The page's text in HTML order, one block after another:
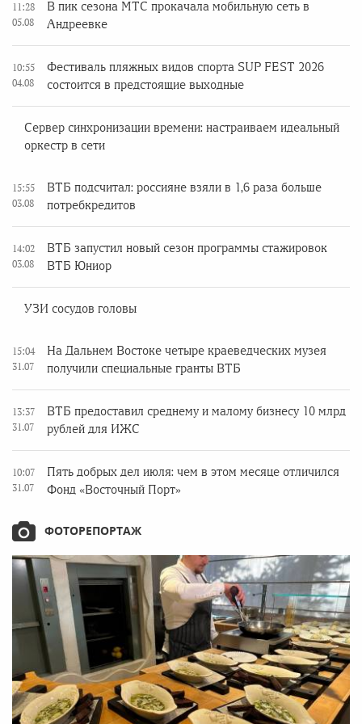
11:28
05.08
В пик сезона МТС прокачала мобильную сеть в
Андреевке
10:55
04.08
Фестиваль пляжных видов спорта SUP FEST 2026
состоится в предстоящие выходные
Сервер синхронизации времени: настраиваем идеальный
оркестр в сети
15:55
03.08
ВТБ подсчитал: россияне взяли в 1,6 раза больше
потребкредитов
14:02
03.08
ВТБ запустил новый сезон программы стажировок
ВТБ Юниор
УЗИ сосудов головы
15:04
31.07
На Дальнем Востоке четыре краеведческих музея
получили специальные гранты ВТБ
13:37
31.07
ВТБ предоставил среднему и малому бизнесу 10 млрд
рублей для ИЖС
10:07
31.07
Пять добрых дел июля: чем в этом месяце отличился
Фонд «Восточный Порт»
ФОТОРЕПОРТАЖ